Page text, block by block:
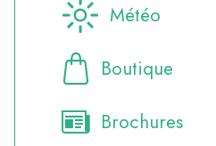
Météo
Boutique
Brochures